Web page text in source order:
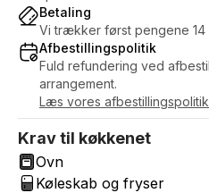
Betaling
Vi trækker først pengene 14
Afbestillingspolitik
Fuld refundering ved
arrangement.
Læs vores afbestillingspolitik
Krav til køkkenet
Ovn
Køleskab og fryser